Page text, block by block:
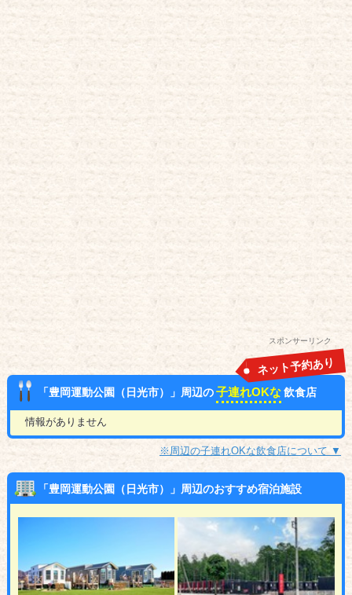
スポンサーリンク
「豊岡運動公園（日光市）」周辺の子連れOKな 飲食店
ネット予約あり
情報がありません
※周辺の子連れOKな飲食店について ▼
「豊岡運動公園（日光市）」周辺のおすすめ宿泊施設